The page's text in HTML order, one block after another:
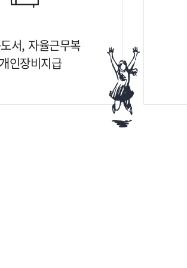
서, 자율근무복
인장비지급